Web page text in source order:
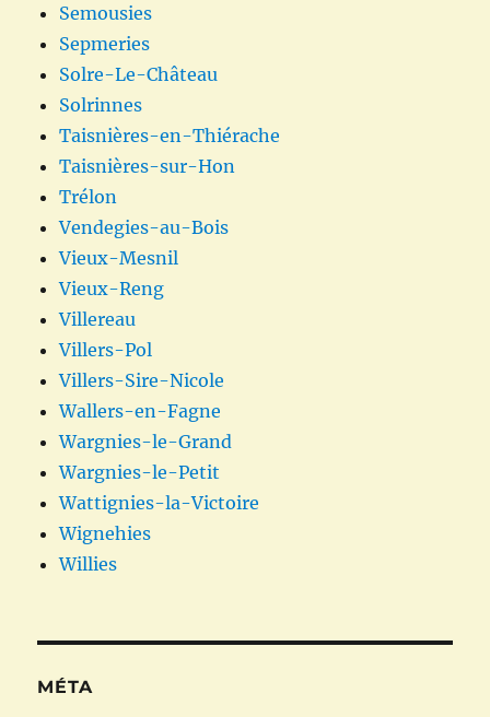
Semousies
Sepmeries
Solre-Le-Château
Solrinnes
Taisnières-en-Thiérache
Taisnières-sur-Hon
Trélon
Vendegies-au-Bois
Vieux-Mesnil
Vieux-Reng
Villereau
Villers-Pol
Villers-Sire-Nicole
Wallers-en-Fagne
Wargnies-le-Grand
Wargnies-le-Petit
Wattignies-la-Victoire
Wignehies
Willies
MÉTA